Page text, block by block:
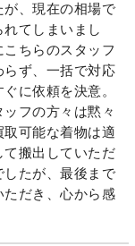
、現在の相場で
てしまいまし
ちらのスタッフ
ず、一括で対応
に依頼を決意。
フの方々は黙々
可能な着物は適
搬出していただ
したが、最後まで
だき、心から感